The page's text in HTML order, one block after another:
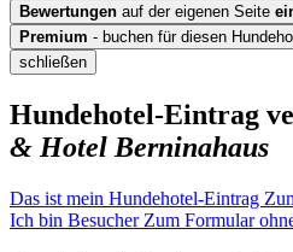
Bewertungen auf der eigenen Seite
Premium - buchen für diesen
schließen
Hundehotel-Eintrag
& Hotel Berninahaus
Das ist mein Hundehotel-Eintrag
Ich bin Besucher Zum Formular